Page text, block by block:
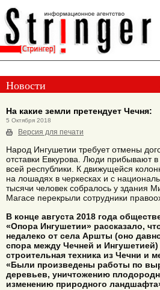
Новости
На какие земли претендует Чечня:
5 Октября 2018
Версия для печати
Народ Ингушетии требует отмены
отставки Евкурова. Люди прибывают
всей республики. К движущейся
на лошадях в черкесках и с
тысячи человек собралось у здания
Магасе перекрыли сотрудники
В конце августа 2018 года
«Опора Ингушетии» рассказало,
недалеко от села Аршты (оно
спора между Чечней и
строительная техника из Чечни и
«Были произведены работы по
деревьев, уничтожению
изменению природного